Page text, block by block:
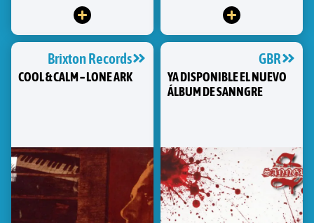
Brixton Records
COOL & CALM – LONE ARK
GBR
YA DISPONIBLE EL NUEVO
ÁLBUM DE SANNGRE